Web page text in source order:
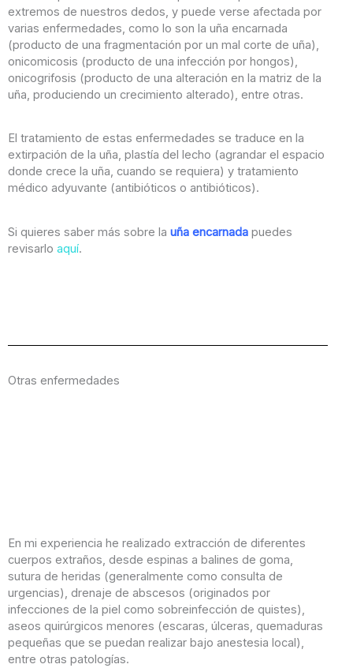
extremos de nuestros dedos, y puede verse afectada por
varias enfermedades, como lo son la uña encarnada
(producto de una fragmentación por un mal corte de uña),
onicomicosis (producto de una infección por hongos),
onicogrifosis (producto de una alteración en la matriz de la
uña, produciendo un crecimiento alterado), entre otras.
El tratamiento de estas enfermedades se traduce en la
extirpación de la uña, plastía del lecho (agrandar el espacio
donde crece la uña, cuando se requiera) y tratamiento
médico adyuvante (antibióticos o antibióticos).
Si quieres saber más sobre la uña encarnada puedes
revisarlo aquí.
Otras enfermedades
En mi experiencia he realizado extracción de diferentes
cuerpos extraños, desde espinas a balines de goma,
sutura de heridas (generalmente como consulta de
urgencias), drenaje de abscesos (originados por
infecciones de la piel como sobreinfección de quistes),
aseos quirúrgicos menores (escaras, úlceras, quemaduras
pequeñas que se puedan realizar bajo anestesia local),
entre otras patologías.